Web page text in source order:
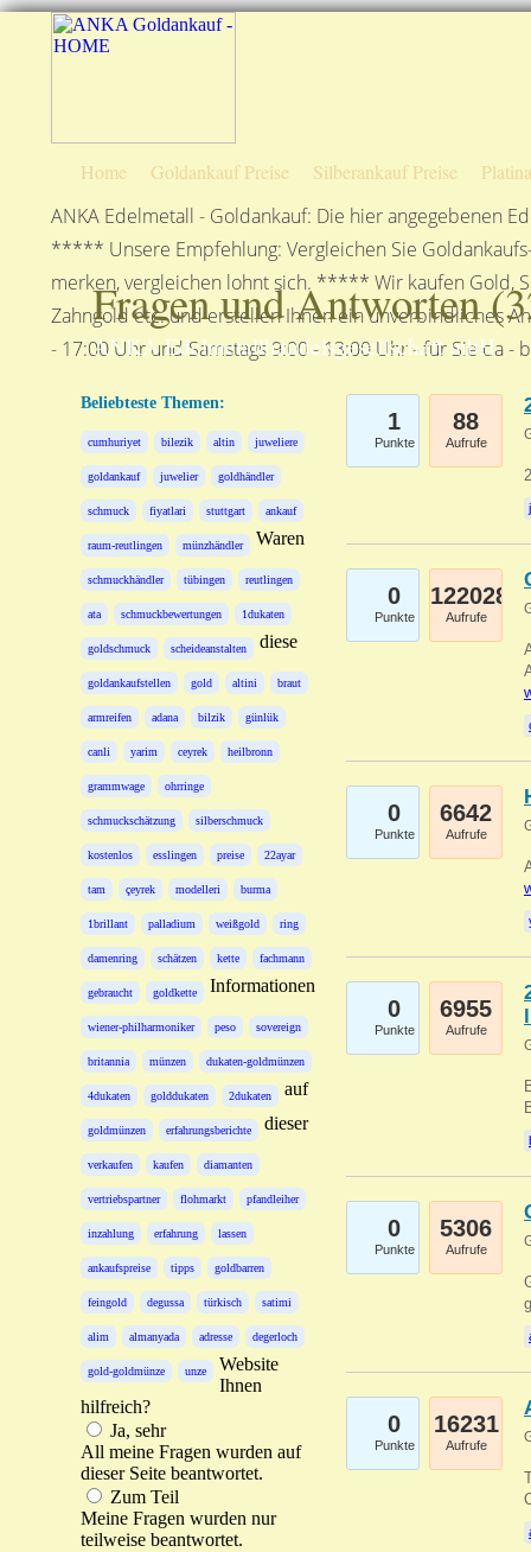
Home Goldankauf Preise Silberankauf Preise
ANKA Edelmetall - Goldankauf: Die hier angegebenen
***** Unsere Empfehlung: Vergleichen Sie
merken, vergleichen lohnt sich. ***** Wir kaufen Gold,
Zahngold etc. und erstellen Ihnen ein unverbindliches
- 17:00 Uhr und Samstags 9:00 - 13:00 Uhr - für Sie
Fragen und Antworten (
ANKA Edelmetallhandelsgesellschaft mbH
Beliebteste Themen:
cumhuriyet bilezik altin juweliere
goldankauf juwelier goldhändler
schmuck fiyatlari stuttgart ankauf
raum-reutlingen münzhändler
schmuckhändler tübingen reutlingen
ata schmuckbewertungen 1dukaten
goldschmuck scheideanstalten
goldankaufstellen gold altini braut
armreifen adana bilzik günlük
canli yarim ceyrek heilbronn
grammwage ohrringe
schmuckschätzung silberschmuck
kostenlos esslingen preise 22ayar
tam çeyrek modelleri burma
1brillant palladium weißgold ring
damenring schätzen kette fachmann
gebraucht goldkette
wiener-philharmoniker peso sovereign
britannia münzen dukaten-goldmünzen
4dukaten golddukaten 2dukaten
goldmünzen erfahrungsberichte
verkaufen kaufen diamanten
vertriebspartner flohmarkt pfandleiher
inzahlung erfahrung lassen
ankaufspreise tipps goldbarren
feingold degussa türkisch satimi
alim almanyada adresse degerloch
gold-goldmünze unze
Waren
diese
Informationen
auf
dieser
Website
Ihnen
hilfreich?
Ja, sehr
All meine Fragen wurden auf
dieser Seite beantwortet.
Zum Teil
Meine Fragen wurden nur
teilweise beantwortet.
1
Punkte
88
Aufrufe
0
Punkte
122028
Aufrufe
0
Punkte
6642
Aufrufe
0
Punkte
6955
Aufrufe
0
Punkte
5306
Aufrufe
0
Punkte
16231
Aufrufe